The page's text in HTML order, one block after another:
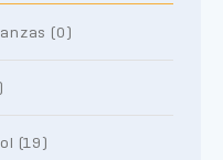
(0)
(19)